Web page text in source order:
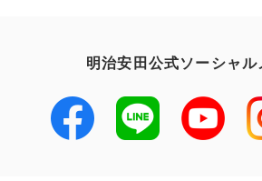
明治安田公式ソーシャル